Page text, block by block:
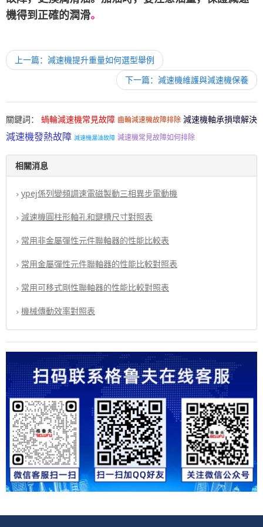
機得到正確的潤滑。
上一篇：減速機提升重量如何選型舉例
下一篇：減速機維護與減速機保養
關鍵詞： 蝸輪減速機常見故障 齒輪減速機故障排除 減速機軸承損壞解決
減速機發熱故障 減速機漏油故障 減速機常見故障如何排除
相關消息
ypej係列變頻調速電磁製動三相異步電動機
減速機圓柱形軸孔和鍵槽尺寸對照表
常用非金屬彈性元件聯軸器的性能比較表
常用金屬彈性元件聯軸器的性能比較對照表
常用可移式剛性聯軸器的性能比較對照表
機械傳動效率對照表